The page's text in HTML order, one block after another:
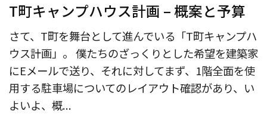
T町キャンプハウス計画 – 概案と予算
さて、T町を舞台として進んでいる「T町キャンプハ
ウス計画」。 僕たちのざっくりとした希望を建築家
にEメールで送り、それに対してまず、1階全面を使
用する駐車場についてのレイアウト確認があり、い
よいよ、概...